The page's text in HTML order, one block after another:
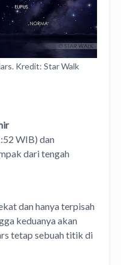
Kredit: Star Walk
WIB) dan
dari tengah
dan hanya terpisah
keduanya akan
tetap sebuah titik di